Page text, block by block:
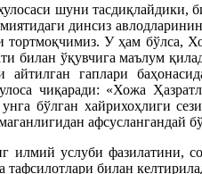
шуни
динсиз
У ҳам бўлса,
билан ўқувчига маълум
гаплари
чиқаради: «Хожа
бўлган хайрихоҳлиги
афсуслангандай
илмий услуби фазилатини,
билан